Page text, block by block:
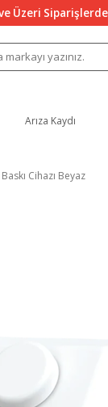
Üzeri
Arıza Kaydı
Cihazı Beyaz